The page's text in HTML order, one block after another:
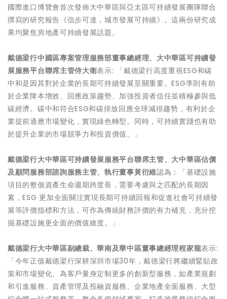
國際進口博覽會首次發佈大中華區與亞太區可持續發展團隊聯合
撰寫的研究報告《信步可達，城市發展可持續》。這兩份研究成
果均聚焦房地產可持續發展話題。
戴德梁行中國區專案管理服務部董事總經理、大中華區可持續發
展服務平台聯席主管侍大衛表示: 「戴德梁行高度重視ESG和碳
中和是因其對於企業的長期可持續發展至關重要。ESG準則有助
於企業降本增效、回應政策趨勢、加強投資者信任並積極參與低
碳經濟。碳中和符合ESG和碳排放回應全球減排趨勢，有利於企
業提前適應市場變化，實現綠色轉型。同時，可持續實踐也有助
於提升企業的市場競爭力和投資價值。」
戴德梁行大中華區可持續發展服務平台聯席主管、大中華區估價
及顧問服務部諮詢服務主管、執行董事黃衍維認為：「基礎設施
項目的整個資產生命週期跨度長，需要考慮與之匹配的長期因
素，ESG 更加全面關注實現長期可持續回報和促進社會可持續發
展等評價指標和方法，可作為傳統財務評價的有力補充，充分挖
掘基礎設施更全面的價值維度。」
戴德梁行大中華區副總裁、華南及華中區董事總經理程家龍表示:
「今年正值戴德梁行深耕深圳市場30年，戴德梁行將繼續緊貼政
策和市場變化、為客戶量身定制更多的創新型服務，如產業規劃
和引進服務、資產管理及投融資服務、企業地產全面服務、大型